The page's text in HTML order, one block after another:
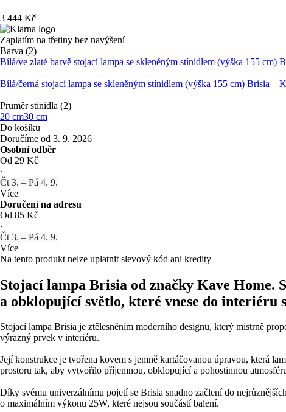
3 444 Kč
Zaplatím na třetiny bez navýšení
Barva (2)
Bílá/ve zlaté barvě stojací lampa se skleněným stínidlem (výška 155 cm)
Bílá/černá stojací lampa se skleněným stínidlem (výška 155 cm) Brisia –
Průměr stínidla (2)
20 cm30 cm
Do košíku
Doručíme od 3. 9. 2026
Osobní odběr
Od 29 Kč
·
Čt 3. – Pá 4. 9.
Více
Doručení na adresu
Od 85 Kč
·
Čt 3. – Pá 4. 9.
Více
Na tento produkt nelze uplatnit slevový kód ani kredity
Stojací lampa Brisia od značky Kave Home.
a obklopující světlo, které vnese do interiéru
Stojací lampa Brisia je ztělesněním moderního designu, který mistrně
výrazný prvek v interiéru.
Její konstrukce je tvořena kovem s jemně kartáčovanou úpravou, která
prostoru tak, aby vytvořilo příjemnou, obklopující a pohostinnou
Díky svému univerzálnímu pojetí se Brisia snadno začlení do
o maximálním výkonu 25W, které nejsou součástí balení.